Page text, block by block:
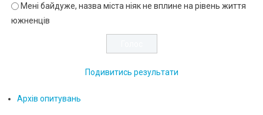
Мені байдуже, назва міста ніяк не вплине на рівень життя
южненців
Подивитись результати
Архів опитувань